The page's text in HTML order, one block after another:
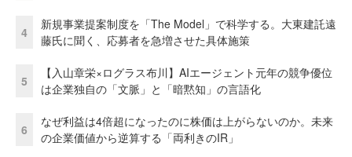
4
新規事業提案制度を「The Model」で科学する。大東建託遠
藤氏に聞く、応募者を急増させた具体施策
5
【入山章栄×ログラス布川】AIエージェント元年の競争優位
は企業独自の「文脈」と「暗黙知」の言語化
6
なぜ利益は4倍超になったのに株価は上がらないのか。未来
の企業価値から逆算する「両利きのIR」